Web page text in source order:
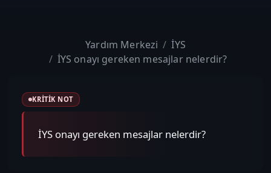
Yardım Merkezi
İYS
İYS onayı gereken mesajlar nelerdir?
KRITIK NOT
İYS onayı gereken mesajlar nelerdir?